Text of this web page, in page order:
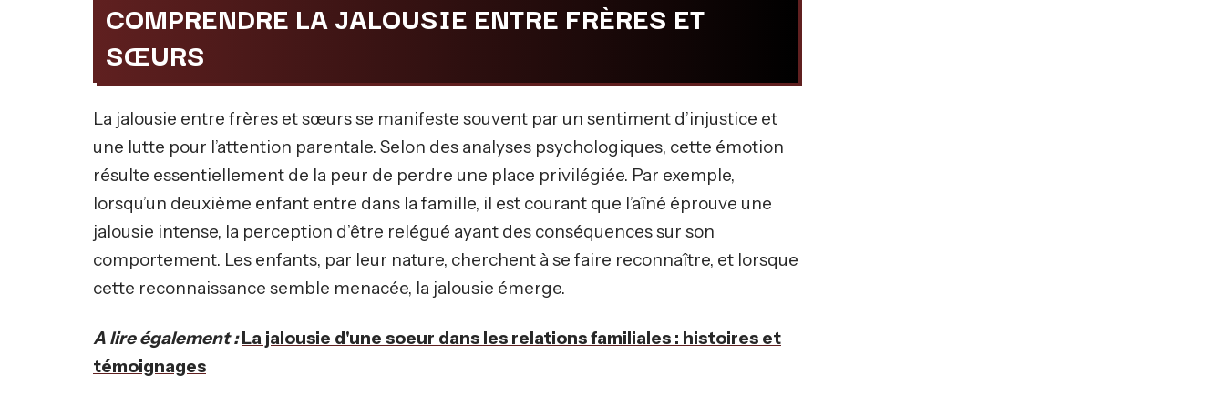
COMPRENDRE LA JALOUSIE ENTRE FRÈRES ET
SŒURS
La jalousie entre frères et sœurs se manifeste souvent par un sentiment d’injustice et
une lutte pour l’attention parentale. Selon des analyses psychologiques, cette émotion
résulte essentiellement de la peur de perdre une place privilégiée. Par exemple,
lorsqu’un deuxième enfant entre dans la famille, il est courant que l’aîné éprouve une
jalousie intense, la perception d’être relégué ayant des conséquences sur son
comportement. Les enfants, par leur nature, cherchent à se faire reconnaître, et lorsque
cette reconnaissance semble menacée, la jalousie émerge.
A lire également : La jalousie d'une soeur dans les relations familiales : histoires et
témoignages